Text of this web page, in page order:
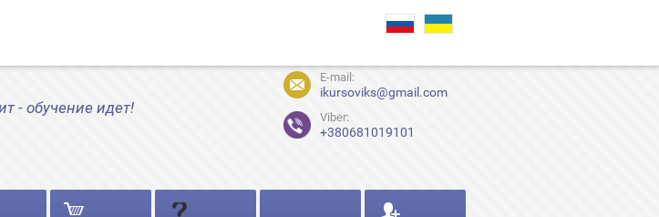
- обучение идет!
E-mail:
ikursoviks@gmail.com
Viber:
+380681019101